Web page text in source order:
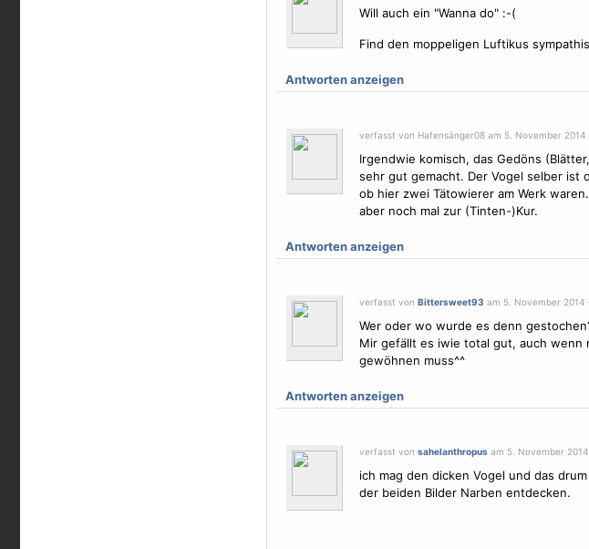
Will auch ein "Wanna do" :-(
Find den moppeligen Luftikus
Antworten anzeigen
verfasst von Hafensänger08 am 5. November 2014
Irgendwie komisch, das Gedöns
sehr gut gemacht. Der Vogel selber ist
ob hier zwei Tätowierer am Werk
aber noch mal zur (Tinten-)Kur.
Antworten anzeigen
verfasst von Bittersweet93 am 5. November 2014 -
Wer oder wo wurde es denn
Mir gefällt es iwie total gut, auch wenn
gewöhnen muss^^
Antworten anzeigen
verfasst von sahelanthropusam 5. November 2014
ich mag den dicken Vogel und das
der beiden Bilder Narben entdecken.